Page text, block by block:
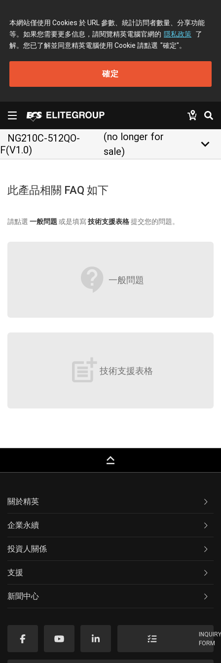
本網站僅使用 Cookies 於 URL 參數、統計訪問者數量、分享功能
等。如果您需要更多信息，請閱覽精英電腦官網的 隱私政策 了
解。您已了解並同意精英電腦使用 Cookie 請點選 "確定"。
確定
NG210C-512QO-
F(V1.0)
(no longer for
sale)
keyboard_arrow_down
此產品相關 FAQ 如下
請點選 一般問題 或是填寫技術支援表格提交您的問題。
contact_support 一般問題
post_add 技術支援表格
keyboard_capslock
關於精英
企業永續
投資人關係
支援
新聞中心
FORM